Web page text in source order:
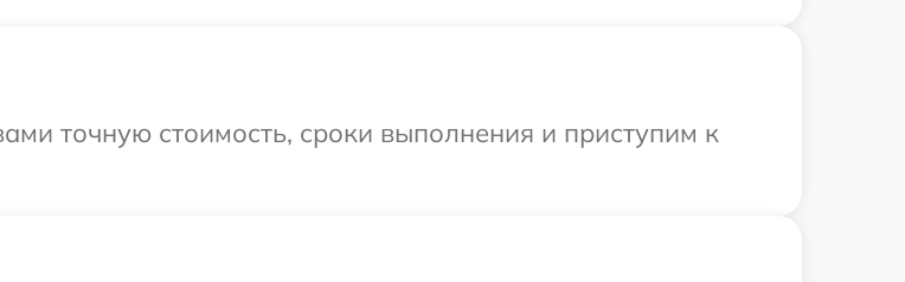
точную стоимость, сроки выполнения и приступим к